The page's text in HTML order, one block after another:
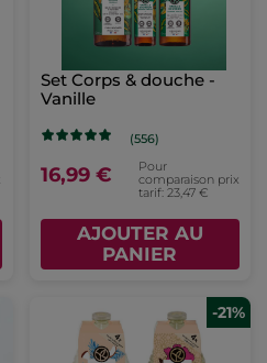
Set Corps & douche -
Vanille
(556)
16,99 €
Pour
comparaison prix
tarif: 23,47 €
AJOUTER AU
PANIER
-21%